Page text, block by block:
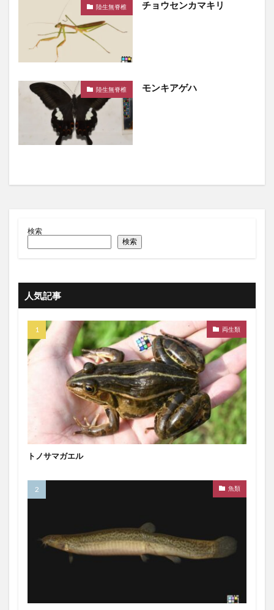
陸生無脊椎 チョウセンカマキリ
陸生無脊椎 モンキアゲハ
検索
検索
人気記事
両生類
トノサマガエル
魚類